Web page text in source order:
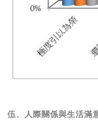
伍、人際關係與生活滿